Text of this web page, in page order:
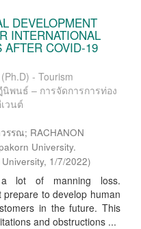
DEVELOPMENT
INTERNATIONAL
AFTER COVID-19
- Tourism
พนธ์ – การจัดการการท่อง
วนต์
รรณ; RACHANON
University.
, 1/7/2022)
a lot of manning loss.
to develop human
in the future. This
and obstructions ...